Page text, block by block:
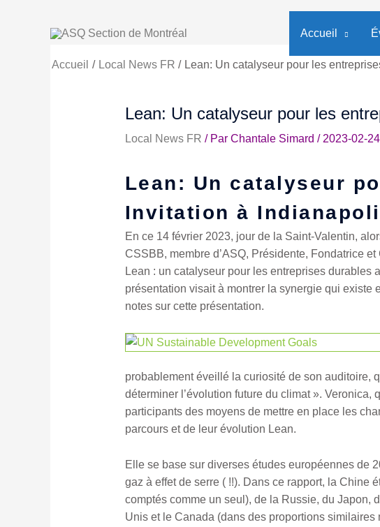
Accueil
Accueil Local News FR Lean: Un catalyseur pour les
Lean: Un catalyseur pour les
Local News FR / Par Chantale Simard /2023-02-24
Lean: Un catalyseur
Invitation à
En ce 14 février 2023, jour de la Saint-Valentin,
CSSBB, membre d’ASQ, Présidente, Fondatrice et
Lean : un catalyseur pour les entreprises durables
présentation visait à montrer la synergie qui existe
notes sur cette présentation.
probablement éveillé la curiosité de son auditoire,
déterminer l’évolution future du climat ».
participants des moyens de mettre en place les
parcours et de leur évolution Lean.
Elle se base sur diverses études européennes de
gaz à effet de serre ( !!). Dans ce rapport, la Chine
comptés comme un seul), de la Russie, du Japon,
Unis et le Canada (dans des proportions